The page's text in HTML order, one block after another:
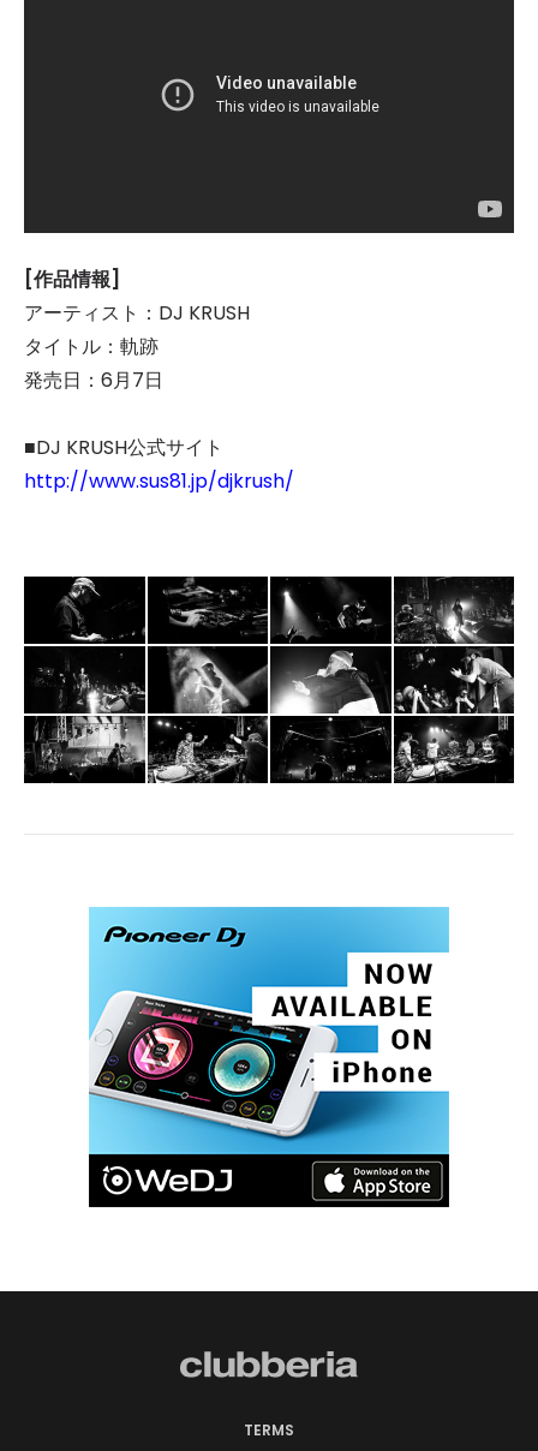
[作品情報]
アーティスト：DJ KRUSH
タイトル：軌跡
発売日：6月7日
■DJ KRUSH公式サイト
http://www.sus81.jp/djkrush/
TERMS